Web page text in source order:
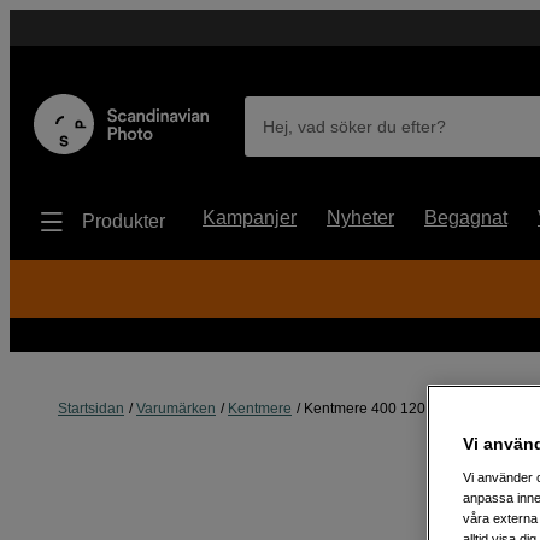
Hej, vad söker du efter?
Produkter Kampanjer Nyheter Begagnat
Startsidan Varumärken Kentmere Kentmere 400 120 film
Vi
Vi använder
anpassa
våra externa